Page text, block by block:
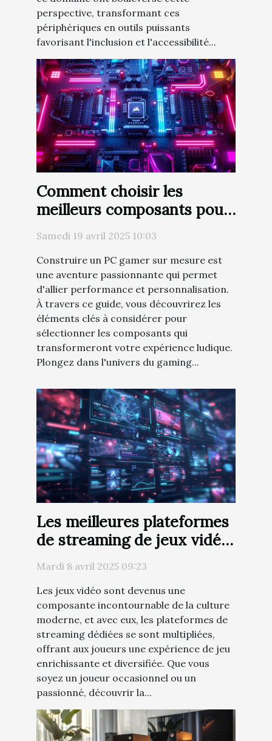
perspective, transformant ces
périphériques en outils puissants
favorisant l'inclusion et l'accessibilité...
Comment choisir les
meilleurs composants pour
votre PC gamer sur mesure
Samedi 19 avril 2025 10:03
Construire un PC gamer sur mesure est
une aventure passionnante qui permet
d'allier performance et personnalisation.
À travers ce guide, vous découvrirez les
éléments clés à considérer pour
sélectionner les composants qui
transformeront votre expérience ludique.
Plongez dans l'univers du gaming...
Les meilleures plateformes
de streaming de jeux vidéo
pour les gamers
Mardi 8 avril 2025 09:23
Les jeux vidéo sont devenus une
composante incontournable de la culture
moderne, et avec eux, les plateformes de
streaming dédiées se sont multipliées,
offrant aux joueurs une expérience de jeu
enrichissante et diversifiée. Que vous
soyez un joueur occasionnel ou un
passionné, découvrir la...